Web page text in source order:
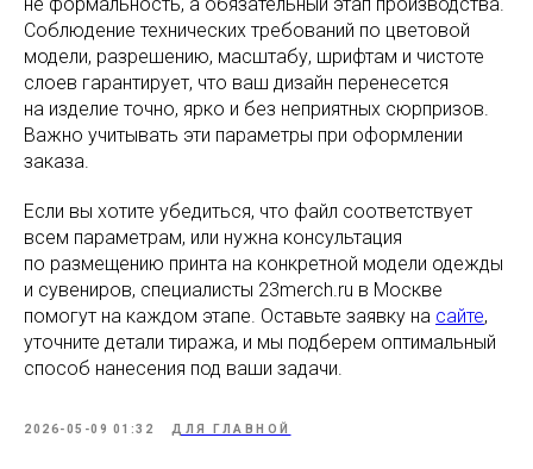
Соблюдение технических требований по цветовой
модели, разрешению, масштабу, шрифтам и чистоте
слоев гарантирует, что ваш дизайн перенесется
на изделие точно, ярко и без неприятных сюрпризов.
Важно учитывать эти параметры при оформлении
заказа.
Если вы хотите убедиться, что файл соответствует
всем параметрам, или нужна консультация
по размещению принта на конкретной модели одежды
и сувениров, специалисты 23merch.ru в Москве
помогут на каждом этапе. Оставьте заявку на сайте,
уточните детали тиража, и мы подберем оптимальный
способ нанесения под ваши задачи.
2026-05-09 01:32 ДЛЯ ГЛАВНОЙ
[ 23 ] Мерч-Лаборатория © 2026
Политика обработки ПД
Согласие на обработку ПД
Публичная Оферта